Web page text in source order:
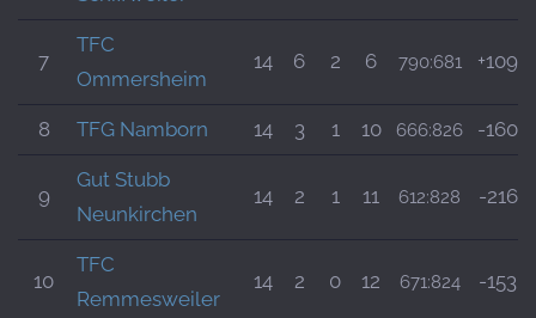
7
TFC
Ommersheim
14 6 2 6 790:681 +109
8 TFG Namborn 14 3 1 10 666:826 -160
9
Gut Stubb
Neunkirchen
14 2 1 11 612:828 -216
10
TFC
Remmesweiler
14 2 0 12 671:824 -153